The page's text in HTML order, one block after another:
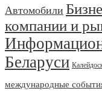
Автомобили
компании и
Беларуси
международные